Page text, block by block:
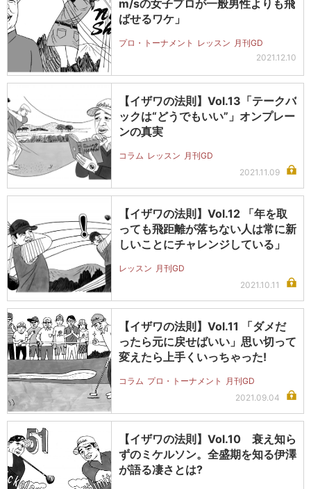
m/sの女子プロが一般男性よりも飛
ばせるワケ」
プロ・トーナメント レッスン 月刊GD
2021.12.10
【イザワの法則】Vol.13「テークバ
ックは“どうでもいい”」オンプレー
ンの真実
コラム レッスン 月刊GD
2021.11.09
【イザワの法則】Vol.12 「年を取
っても飛距離が落ちない人は常に新
しいことにチャレンジしている」
レッスン 月刊GD
2021.10.11
【イザワの法則】Vol.11 「ダメだ
ったら元に戻せばいい」思い切って
変えたら上手くいっちゃった!
コラム プロ・トーナメント
月刊GD
2021.09.04
【イザワの法則】Vol.10 衰え知ら
ずのミケルソン。全盛期を知る伊澤
が語る凄さとは?